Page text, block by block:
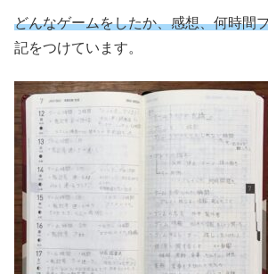
どんなゲームをしたか、感想、何時間
記をつけています。